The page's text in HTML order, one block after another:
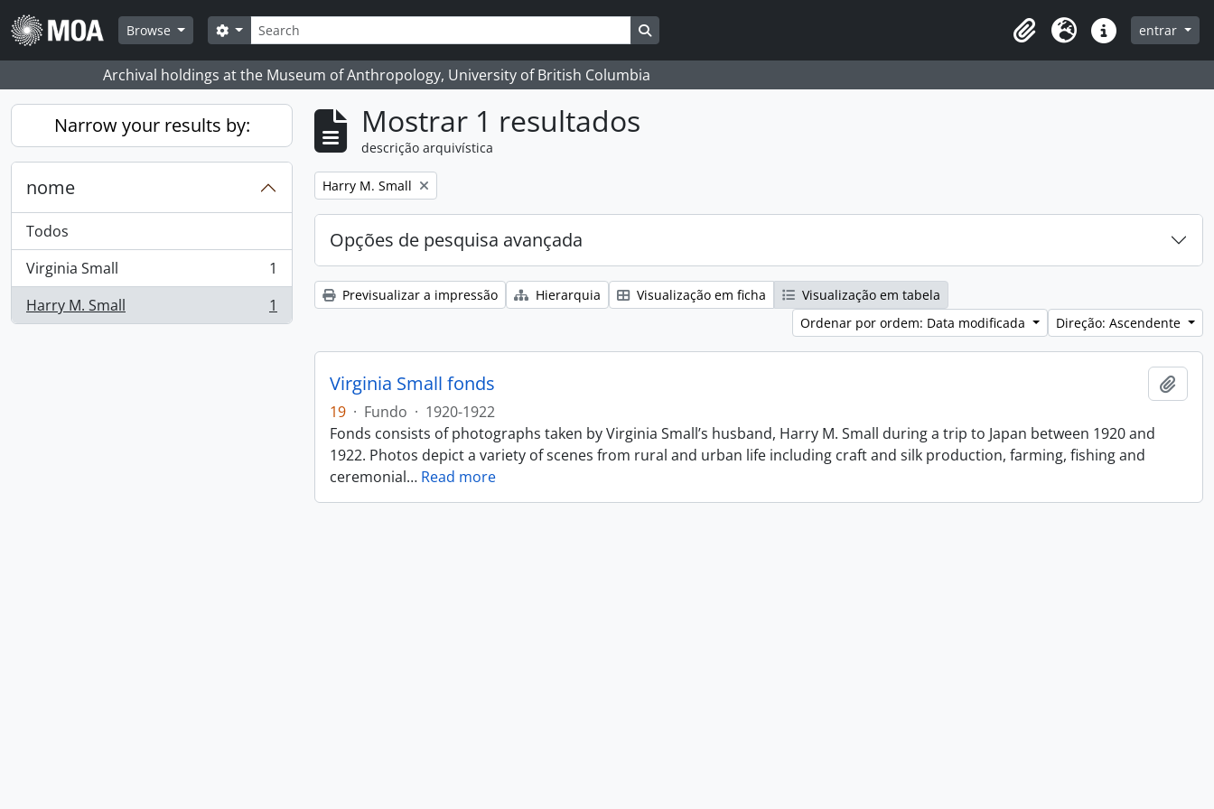
Skip to main content
Browse
Pesquisar
Search options Search in browse page
Clipboard
Idioma Ligações rápidas
entrar
Archival holdings at the Museum of Anthropology, University of British Columbia
Narrow your results by:
nome
Todos
Virginia Small
, 1 resultados
1
Harry M. Small
, 1 resultados 1
Mostrar 1 resultados
descrição arquivística
Remove filter:
Harry M. Small
Opções de pesquisa avançada
Previsualizar a impressão Hierarquia Visualização em ficha
Visualização em tabela
Ordenar por ordem: Data modificada
Direção: Ascendente
Virginia Small fonds
19 · Fundo · 1920-1922
Fonds consists of photographs taken by Virginia Small’s husband, Harry M. Small during a trip to Japan between 1920 and
1922. Photos depict a variety of scenes from rural and urban life including craft and silk production, farming, fishing and
ceremonial… Read more